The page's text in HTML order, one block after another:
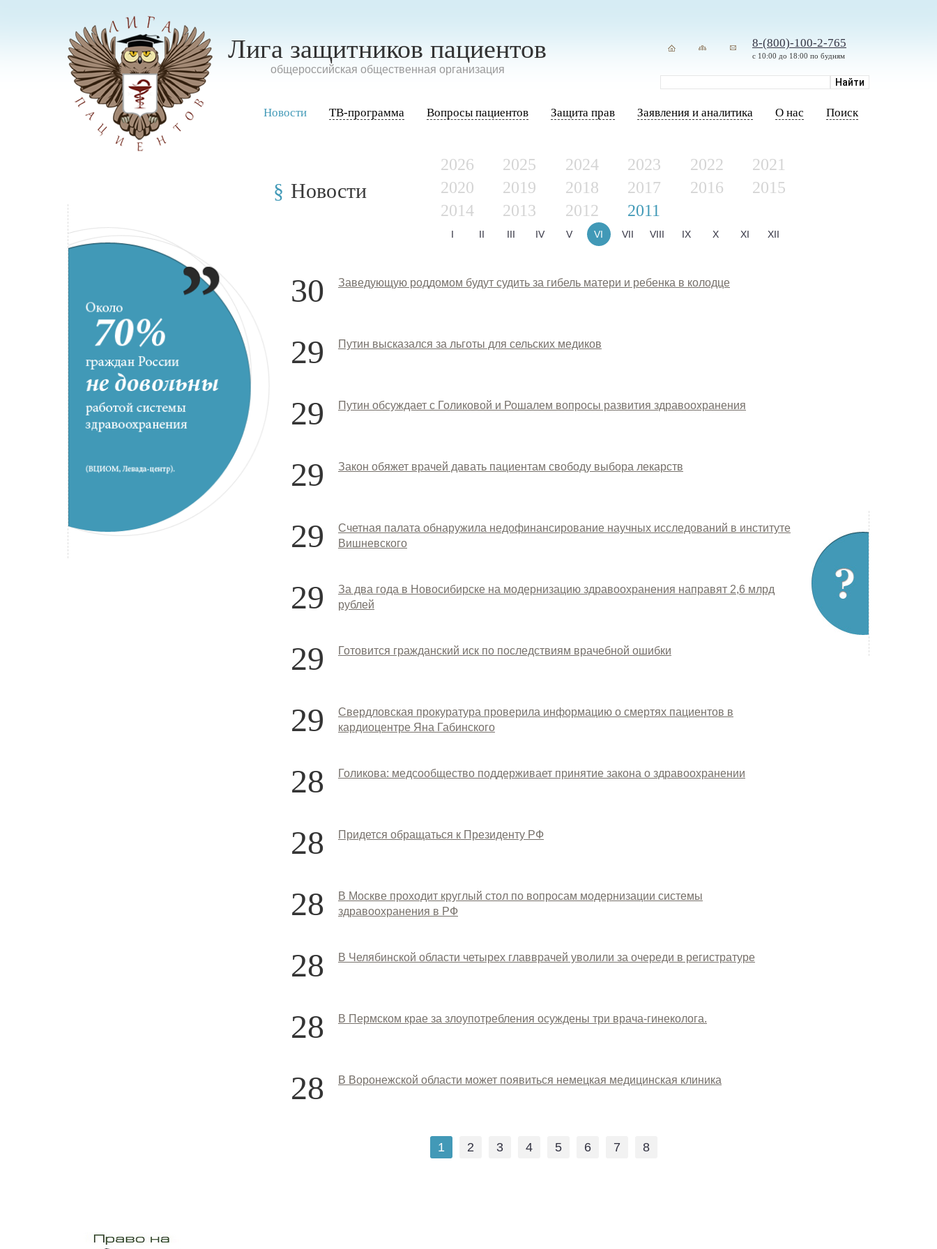
Лига защитников пациентов
oбщероссийская общественная организация
8-(800)-100-2-765
с 10:00 до 18:00 по будням
Новости ТВ-программа Вопросы пациентов Защита прав Заявления и аналитика О нас Поиск
Новости
2026 2025 2024 2023 2022
2021
2020
2019 2018 2017 2016
2015
2014
2013 2012 2011
I II III IV V VI VII VIII IX X XI XII
30 Заведующую роддомом будут судить за гибель матери и ребенка в колодце
29 Путин высказался за льготы для сельских медиков
29 Путин обсуждает с Голиковой и Рошалем вопросы развития здравоохранения
29 Закон обяжет врачей давать пациентам свободу выбора лекарств
29
Счетная палата обнаружила недофинансирование научных исследований в институте
Вишневского
29
За два года в Новосибирске на модернизацию здравоохранения направят 2,6 млрд
рублей
29 Готовится гражданский иск по последствиям врачебной ошибки
29
Свердловская прокуратура проверила информацию о смертях пациентов в
кардиоцентре Яна Габинского
28 Голикова: медсообщество поддерживает принятие закона о здравоохранении
28 Придется обращаться к Президенту РФ
28
В Москве проходит круглый стол по вопросам модернизации системы
здравоохранения в РФ
28 В Челябинской области четырех главврачей уволили за очереди в регистратуре
28 В Пермском крае за злоупотребления осуждены три врача-гинеколога.
28 В Воронежской области может появиться немецкая медицинская клиника
1 2 3 4 5 6 7 8